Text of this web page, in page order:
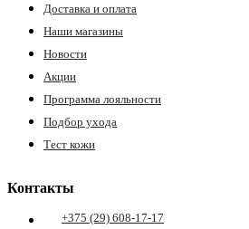
Доставка и оплата
Наши магазины
Новости
Акции
Программа лояльности
Подбор ухода
Тест кожи
Контакты
+375 (29) 608-17-17